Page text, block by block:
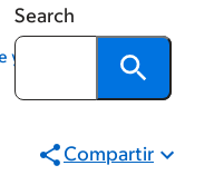
Search
y la comunidad
Compartir